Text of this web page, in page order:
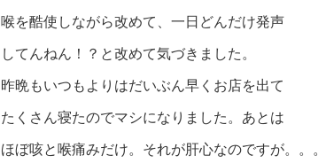
喉を酷使しながら改めて、一日どんだけ発声
してんねん！？と改めて気づきました。
昨晩もいつもよりはだいぶん早くお店を出て
たくさん寝たのでマシになりました。あとは
ほぼ咳と喉痛みだけ。それが肝心なのですが。。。